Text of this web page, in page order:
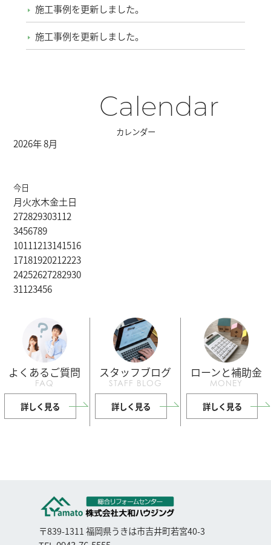
施工事例を更新しました。
施工事例を更新しました。
Calendar
カレンダー
2026年 8月
今日
月火水木金土日
272829303112
3456789
10111213141516
17181920212223
24252627282930
31123456
よくあるご質問
FAQ
詳しく見る
スタッフブログ
STAFF BLOG
詳しく見る
ローンと補助金
MONEY
詳しく見る
〒839-1311 福岡県うきは市吉井町若宮40-3